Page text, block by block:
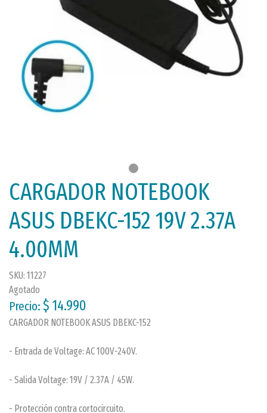
CARGADOR NOTEBOOK
ASUS DBEKC-152 19V 2.37A
4.00MM
SKU: 11227
Agotado
Precio: $ 14.990
CARGADOR NOTEBOOK ASUS DBEKC-152
- Entrada de Voltage: AC 100V-240V.
- Salida Voltage: 19V / 2.37A / 45W.
- Protección contra cortocircuito.